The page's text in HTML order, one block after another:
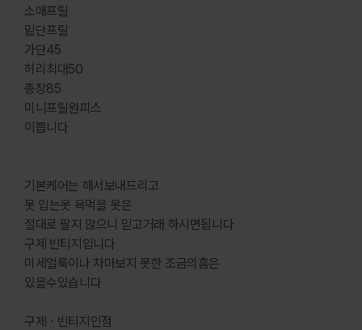
소매프릴
밑단프릴
가단45
허리최대50
총장85
미니프릴원피스
이쁩니다
기본케어는 해서보내드리고
못 입는옷 욕먹을 옷은
절대로 팔지 않으니 믿고거래 하시면됩니다
구제 빈티지입니다
미세얼룩이나 차마보지 못한 조금의흠은
있을수있습니다
구제ㆍ빈티지인점